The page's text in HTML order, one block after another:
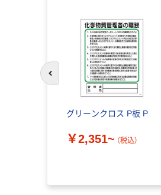
グリーンクロス P板 P
￥2,351~ （税込）
前のスライドへ